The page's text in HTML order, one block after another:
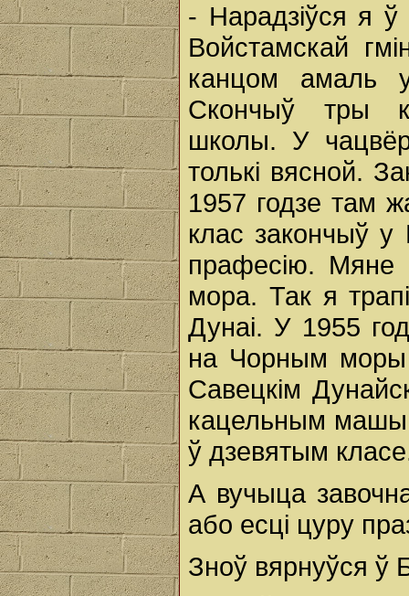
- Нарадзіўся я
Войстамскай
канцом амаль
Скончыў тры
школы. У
толькі вясной.
1957 годзе там
клас закончыў
прафесію. Мяне
мора. Так я
Дунаі. У 1955
на Чорным моры
Савецкім
кацельным
ў дзевятым
А вучыца
або есці цуру
Зноў вярнуўся ў